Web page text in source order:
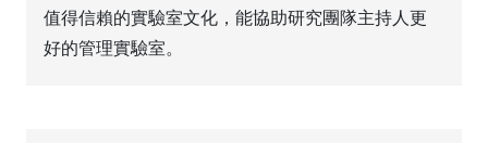
值得信賴的實驗室文化，能協助研究團隊主持人更
好的管理實驗室。